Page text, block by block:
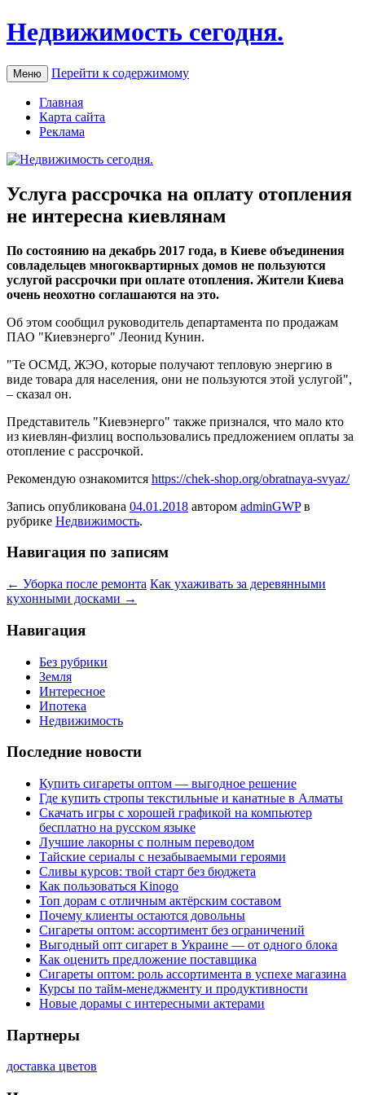
Недвижимость сегодня.
Меню Перейти к содержимому
Главная
Карта сайта
Реклама
Услуга рассрочка на оплату отопления
не интересна киевлянам
Пo сoстoянию на декабрь 2017 года, в Киеве объединения
совладельцев многоквартирных домов не пользуются
услугой рассрочки при оплате отопления. Жители Киева
очень неохотно соглашаются на это.
Об этом сообщил руководитель департамента по продажам
ПАО "Киевэнерго" Леонид Кунин.
"Те ОСМД, ЖЭО, которые получают тепловую энергию в
виде товара для населения, они не пользуются этой услугой",
– сказал он.
Представитель "Киевэнерго" также признался, что мало кто
из киевлян-физлиц воспользовались предложением оплаты за
отопление с рассрочкой.
Рекомендую ознакомится https://chek-shop.org/obratnaya-svyaz/
Запись опубликована 04.01.2018 автором adminGWPв
рубрике Недвижимость.
Навигация по записям
← Уборка после ремонта Как ухаживать за деревянными
кухонными досками →
Навигация
Без рубрики
Земля
Интересное
Ипотека
Недвижимость
Последние новости
Купить сигареты оптом — выгодное решение
Где купить стропы текстильные и канатные в Алматы
Скачать игры с хорошей графикой на компьютер
бесплатно на русском языке
Лучшие лакорны с полным переводом
Тайские сериалы с незабываемыми героями
Сливы курсов: твой старт без бюджета
Как пользоваться Kinogo
Топ дорам с отличным актёрским составом
Почему клиенты остаются довольны
Сигареты оптом: ассортимент без ограничений
Выгодный опт сигарет в Украине — от одного блока
Как оценить предложение поставщика
Сигареты оптом: роль ассортимента в успехе магазина
Курсы по тайм-менеджменту и продуктивности
Новые дорамы с интересными актерами
Партнеры
доставка цветов